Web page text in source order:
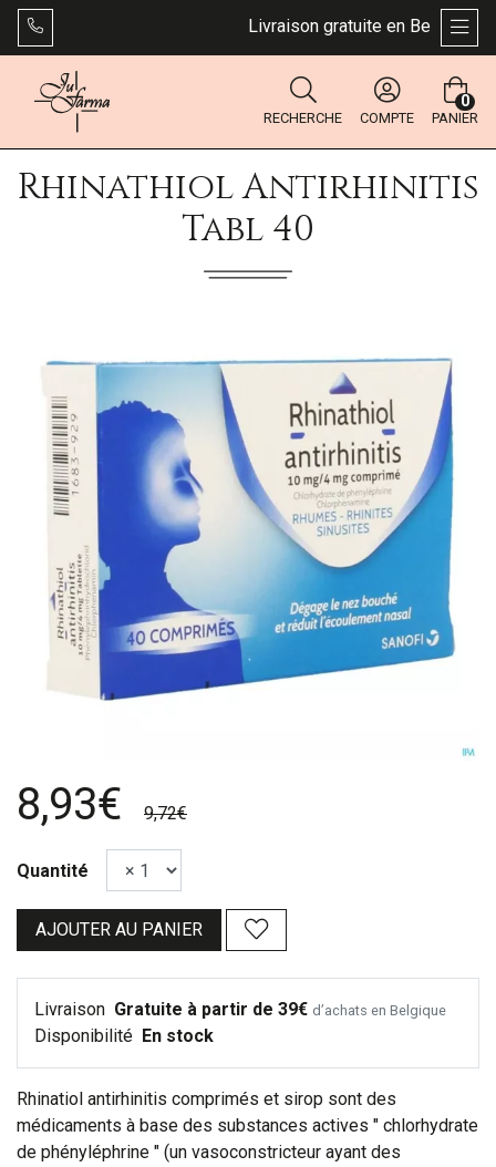
Livraison gratuite en Belgique
RECHERCHE COMPTE PANIER
0
Rhinathiol Antirhinitis
Tabl 40
8,93€ 9,72€
Quantité
AJOUTER AU PANIER
Livraison Gratuite à partir de 39€ d’achats en Belgique
Disponibilité En stock
Rhinatiol antirhinitis comprimés et sirop sont des
médicaments à base des substances actives " chlorhydrate
de phényléphrine " (un vasoconstricteur ayant des